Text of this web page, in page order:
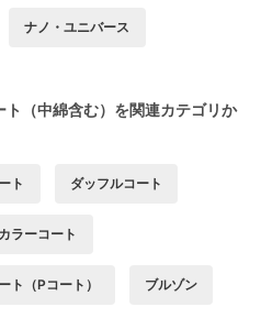
ナノ・ユニバース
（中綿含む）を関連カテゴリか
ト ダッフルコート
ラーコート
ト（Pコート） ブルゾン